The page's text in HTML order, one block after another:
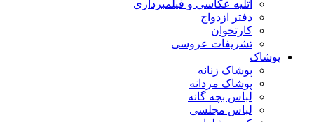
آتلیه عکاسی و فیلمبرداری
دفتر ازدواج
کارتخوان
تشریفات عروسی
پوشاک
پوشاک زنانه
پوشاک مردانه
لباس بچه گانه
لباس مجلسی